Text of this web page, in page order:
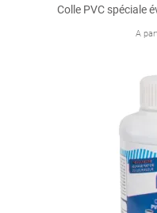
Colle PVC spéciale
A